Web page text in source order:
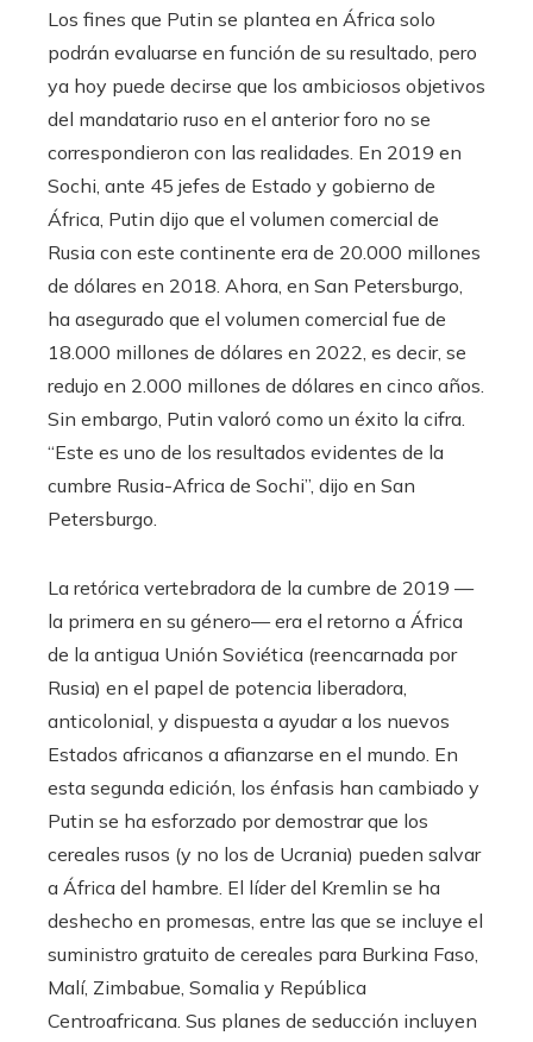
Los fines que Putin se plantea en África solo
podrán evaluarse en función de su resultado, pero
ya hoy puede decirse que los ambiciosos objetivos
del mandatario ruso en el anterior foro no se
correspondieron con las realidades. En 2019 en
Sochi, ante 45 jefes de Estado y gobierno de
África, Putin dijo que el volumen comercial de
Rusia con este continente era de 20.000 millones
de dólares en 2018. Ahora, en San Petersburgo,
ha asegurado que el volumen comercial fue de
18.000 millones de dólares en 2022, es decir, se
redujo en 2.000 millones de dólares en cinco años.
Sin embargo, Putin valoró como un éxito la cifra.
“Este es uno de los resultados evidentes de la
cumbre Rusia-Africa de Sochi”, dijo en San
Petersburgo.
La retórica vertebradora de la cumbre de 2019 —
la primera en su género— era el retorno a África
de la antigua Unión Soviética (reencarnada por
Rusia) en el papel de potencia liberadora,
anticolonial, y dispuesta a ayudar a los nuevos
Estados africanos a afianzarse en el mundo. En
esta segunda edición, los énfasis han cambiado y
Putin se ha esforzado por demostrar que los
cereales rusos (y no los de Ucrania) pueden salvar
a África del hambre. El líder del Kremlin se ha
deshecho en promesas, entre las que se incluye el
suministro gratuito de cereales para Burkina Faso,
Malí, Zimbabue, Somalia y República
Centroafricana. Sus planes de seducción incluyen